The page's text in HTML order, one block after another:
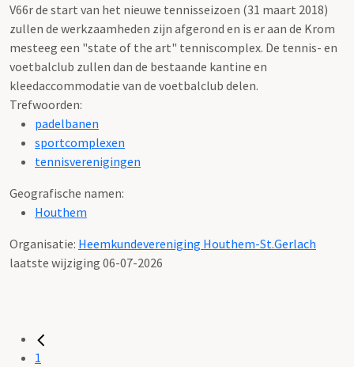
V66r de start van het nieuwe tennisseizoen (31 maart 2018)
zullen de werkzaamheden zijn afgerond en is er aan de Krom
mesteeg een "state of the art" tenniscomplex. De tennis- en
voetbalclub zullen dan de bestaande kantine en
kleedaccommodatie van de voetbalclub delen.
Trefwoorden:
padelbanen
sportcomplexen
tennisverenigingen
Geografische namen:
Houthem
Organisatie: Heemkundevereniging Houthem-St.Gerlach
laatste wijziging 06-07-2026
1